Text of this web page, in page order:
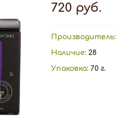
720 руб.
Производитель:
Наличие:28
Упаковка:70 г.